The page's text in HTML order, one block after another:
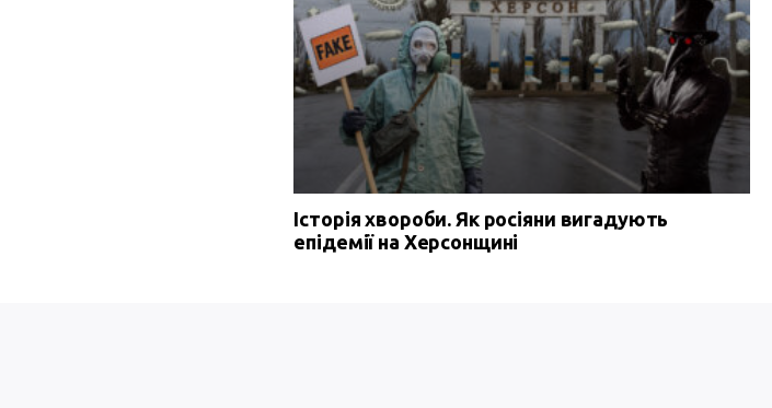
Історія хвороби. Як росіяни вигадують
епідемії на Херсонщині